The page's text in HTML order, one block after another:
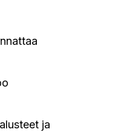
ja